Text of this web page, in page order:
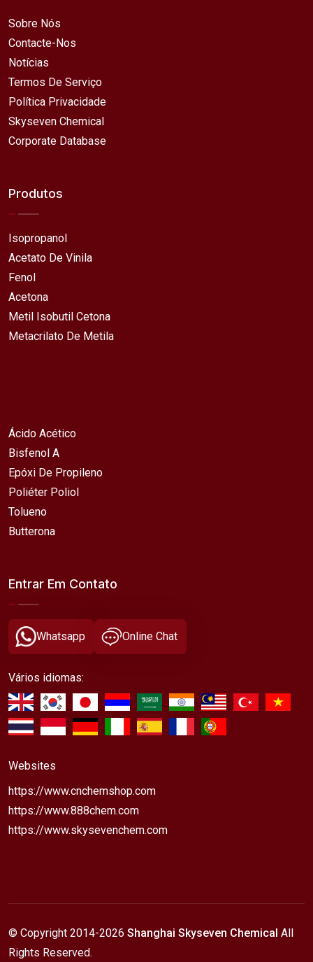
Sobre Nós
Contacte-Nos
Notícias
Termos De Serviço
Política Privacidade
Skyseven Chemical
Corporate Database
Produtos
Isopropanol
Acetato De Vinila
Fenol
Acetona
Metil Isobutil Cetona
Metacrilato De Metila
Ácido Acético
Bisfenol A
Epóxi De Propileno
Poliéter Poliol
Tolueno
Butterona
Entrar Em Contato
Whatsapp Online Chat
Vários idiomas:
Websites
https://www.cnchemshop.com
https://www.888chem.com
https://www.skysevenchem.com
© Copyright 2014-2026 Shanghai Skyseven Chemical All
Rights Reserved.